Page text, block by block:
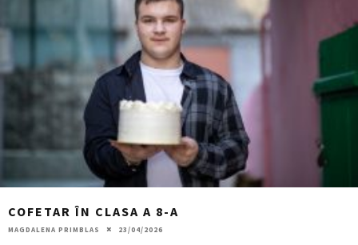
COFETAR ÎN CLASA A 8-A
MAGDALENA PRIMBLAS 23/04/2026